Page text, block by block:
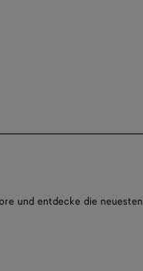
und entdecke die neuesten